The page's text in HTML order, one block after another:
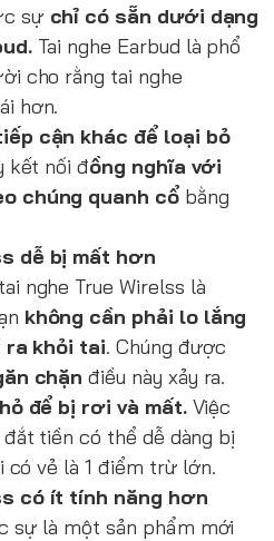
sự chỉ có sẵn dưới dạng
Tai nghe Earbud là phổ
cho rằng tai nghe
hơn.
cận khác để loại bỏ
kết nối đồng nghĩa với
chúng quanh cổbằng
dễ bị mất hơn
nghe True Wirelss là
không cần phải lo lắng
ra khỏi tai. Chúng được
chặn điều này xảy ra.
để bị rơi và mất.Việc
tiền có thể dễ dàng bị
có vẻ là 1 điểm trừ lớn.
có ít tính năng hơn
sự là một sản phẩm mới